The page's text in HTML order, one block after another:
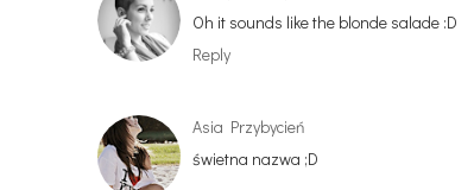
Oh it sounds like the blonde salade :D
Reply
Asia Przybycień
świetna nazwa ;D